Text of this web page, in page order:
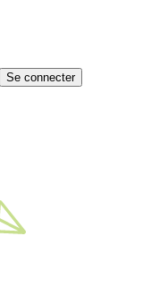
Se connecter